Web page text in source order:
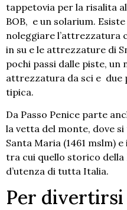
tappetovia per la risalita
BOB, e un solarium.
noleggiare l’attrezzatura
in su e le attrezzature di
pochi passi dalle piste, un
attrezzatura da sci e due
tipica.
Da Passo Penice parte
la vetta del monte, dove
Santa Maria (1461 mslm)
tra cui quello storico della
d’utenza di tutta Italia.
Per divertirsi